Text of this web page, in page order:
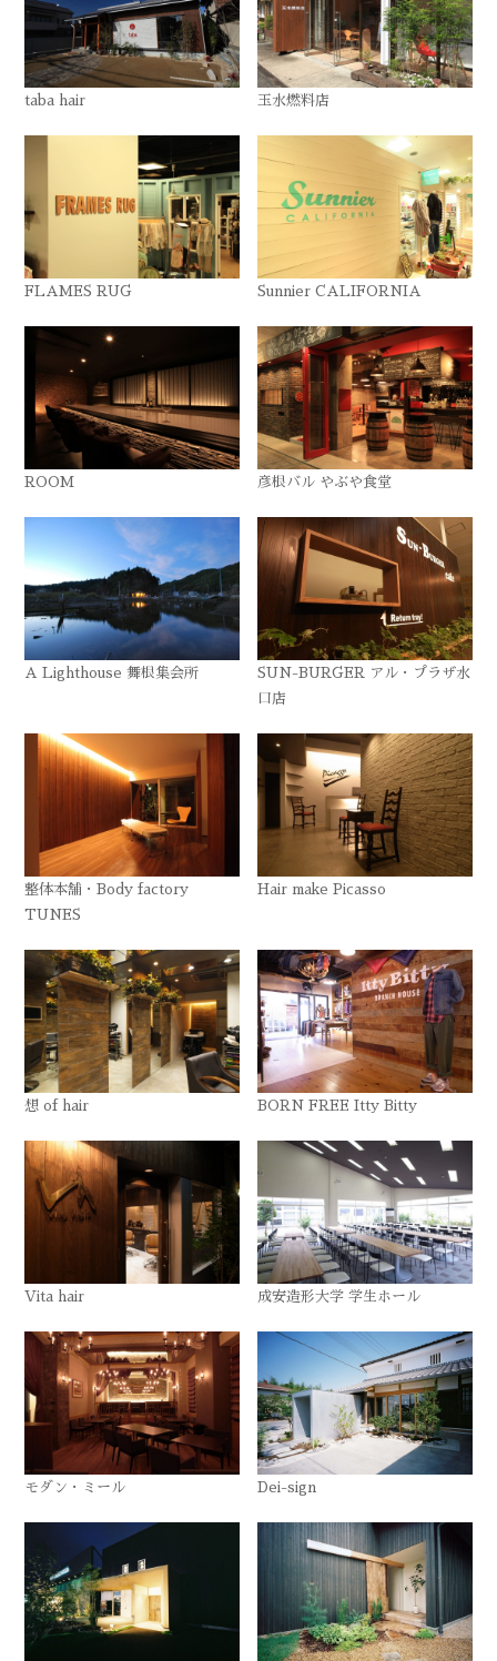
taba hair 玉水燃料店
FLAMES RUG Sunnier CALIFORNIA
ROOM 彦根バル やぶや食堂
A Lighthouse 舞根集会所
SUN-BURGER アル・プラザ水
口店
整体本舗・Body factory
TUNES
Hair make Picasso
想 of hair BORN FREE Itty Bitty
Vita hair 成安造形大学 学生ホール
モダン・ミール Dei-sign